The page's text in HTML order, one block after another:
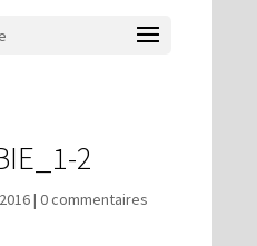
2
| 0 commentaires